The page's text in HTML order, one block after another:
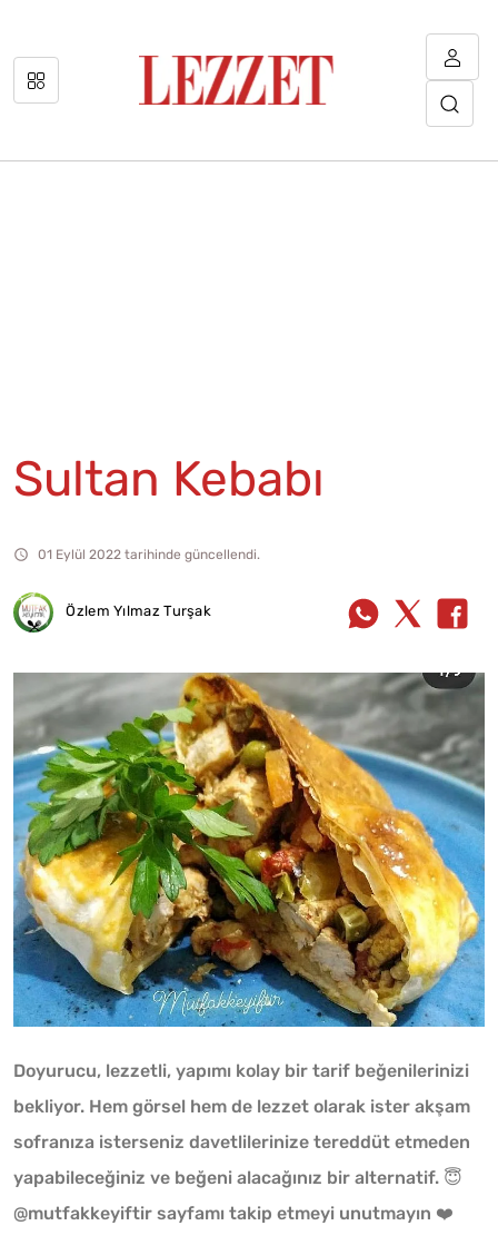
Sultan Kebabı
01 Eylül 2022 tarihinde güncellendi.
Özlem Yılmaz Turşak
Doyurucu, lezzetli, yapımı kolay bir tarif beğenilerinizi
bekliyor. Hem görsel hem de lezzet olarak ister akşam
sofranıza isterseniz davetlilerinize tereddüt etmeden
yapabileceğiniz ve beğeni alacağınız bir alternatif. 😇
@mutfakkeyiftir sayfamı takip etmeyi unutmayın ❤️